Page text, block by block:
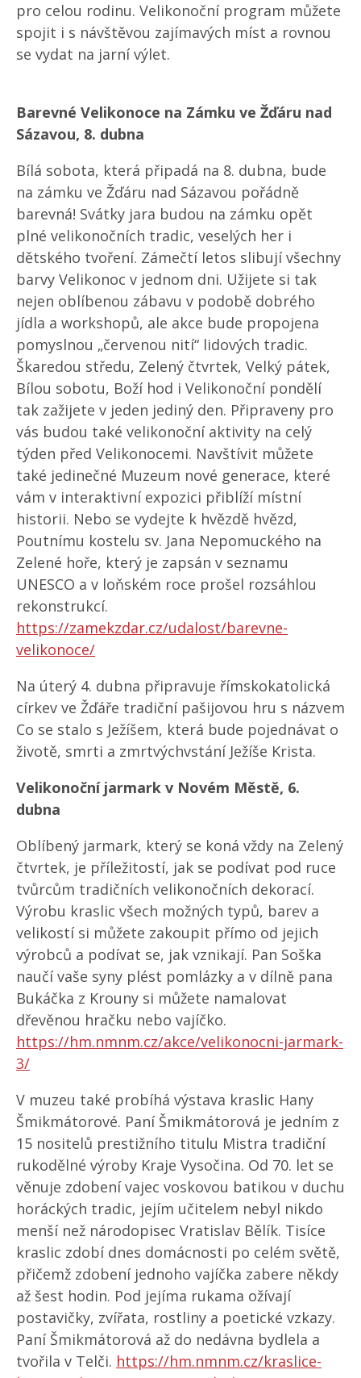
pro celou rodinu. Velikonoční program můžete
spojit i s návštěvou zajímavých míst a rovnou
se vydat na jarní výlet.
Barevné Velikonoce na Zámku ve Žďáru nad
Sázavou, 8. dubna
Bílá sobota, která připadá na 8. dubna, bude
na zámku ve Žďáru nad Sázavou pořádně
barevná! Svátky jara budou na zámku opět
plné velikonočních tradic, veselých her i
dětského tvoření. Zámečtí letos slibují všechny
barvy Velikonoc v jednom dni. Užijete si tak
nejen oblíbenou zábavu v podobě dobrého
jídla a workshopů, ale akce bude propojena
pomyslnou „červenou nití“ lidových tradic.
Škaredou středu, Zelený čtvrtek, Velký pátek,
Bílou sobotu, Boží hod i Velikonoční pondělí
tak zažijete v jeden jediný den. Připraveny pro
vás budou také velikonoční aktivity na celý
týden před Velikonocemi. Navštívit můžete
také jedinečné Muzeum nové generace, které
vám v interaktivní expozici přiblíží místní
historii. Nebo se vydejte k hvězdě hvězd,
Poutnímu kostelu sv. Jana Nepomuckého na
Zelené hoře, který je zapsán v seznamu
UNESCO a v loňském roce prošel rozsáhlou
rekonstrukcí.
https://zamekzdar.cz/udalost/barevne-
velikonoce/
Na úterý 4. dubna připravuje římskokatolická
církev ve Žďáře tradiční pašijovou hru s názvem
Co se stalo s Ježíšem, která bude pojednávat o
životě, smrti a zmrtvýchvstání Ježíše Krista.
Velikonoční jarmark v Novém Městě, 6.
dubna
Oblíbený jarmark, který se koná vždy na Zelený
čtvrtek, je příležitostí, jak se podívat pod ruce
tvůrcům tradičních velikonočních dekorací.
Výrobu kraslic všech možných typů, barev a
velikostí si můžete zakoupit přímo od jejich
výrobců a podívat se, jak vznikají. Pan Soška
naučí vaše syny plést pomlázky a v dílně pana
Bukáčka z Krouny si můžete namalovat
dřevěnou hračku nebo vajíčko.
https://hm.nmnm.cz/akce/velikonocni-jarmark-
3/
V muzeu také probíhá výstava kraslic Hany
Šmikmátorové. Paní Šmikmátorová je jedním z
15 nositelů prestižního titulu Mistra tradiční
rukodělné výroby Kraje Vysočina. Od 70. let se
věnuje zdobení vajec voskovou batikou v duchu
horáckých tradic, jejím učitelem nebyl nikdo
menší než národopisec Vratislav Bělík. Tisíce
kraslic zdobí dnes domácnosti po celém světě,
přičemž zdobení jednoho vajíčka zabere někdy
až šest hodin. Pod jejíma rukama ožívají
postavičky, zvířata, rostliny a poetické vzkazy.
Paní Šmikmátorová až do nedávna bydlela a
tvořila v Telči. https://hm.nmnm.cz/kraslice-